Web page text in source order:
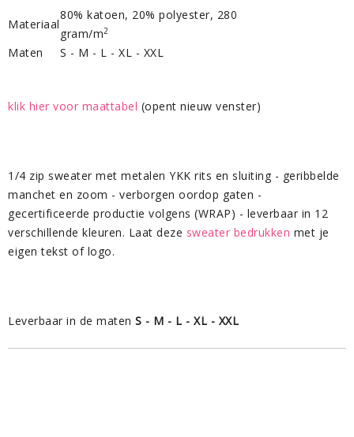
Materiaal
80% katoen, 20% polyester, 280
gram/m2
Maten S - M - L - XL - XXL
klik hier voor maattabel (opent nieuw venster)
1/4 zip sweater met metalen YKK rits en sluiting - geribbelde
manchet en zoom - verborgen oordop gaten -
gecertificeerde productie volgens (WRAP) - leverbaar in 12
verschillende kleuren. Laat deze sweater bedrukken met je
eigen tekst of logo.
Leverbaar in de maten S - M - L - XL - XXL